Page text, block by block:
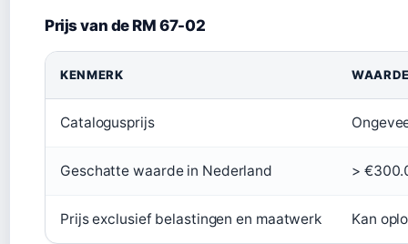
Prijs van de RM 67-02
KENMERK
Catalogusprijs
Geschatte waarde in Nederland >
Prijs exclusief belastingen en maatwerk Kan